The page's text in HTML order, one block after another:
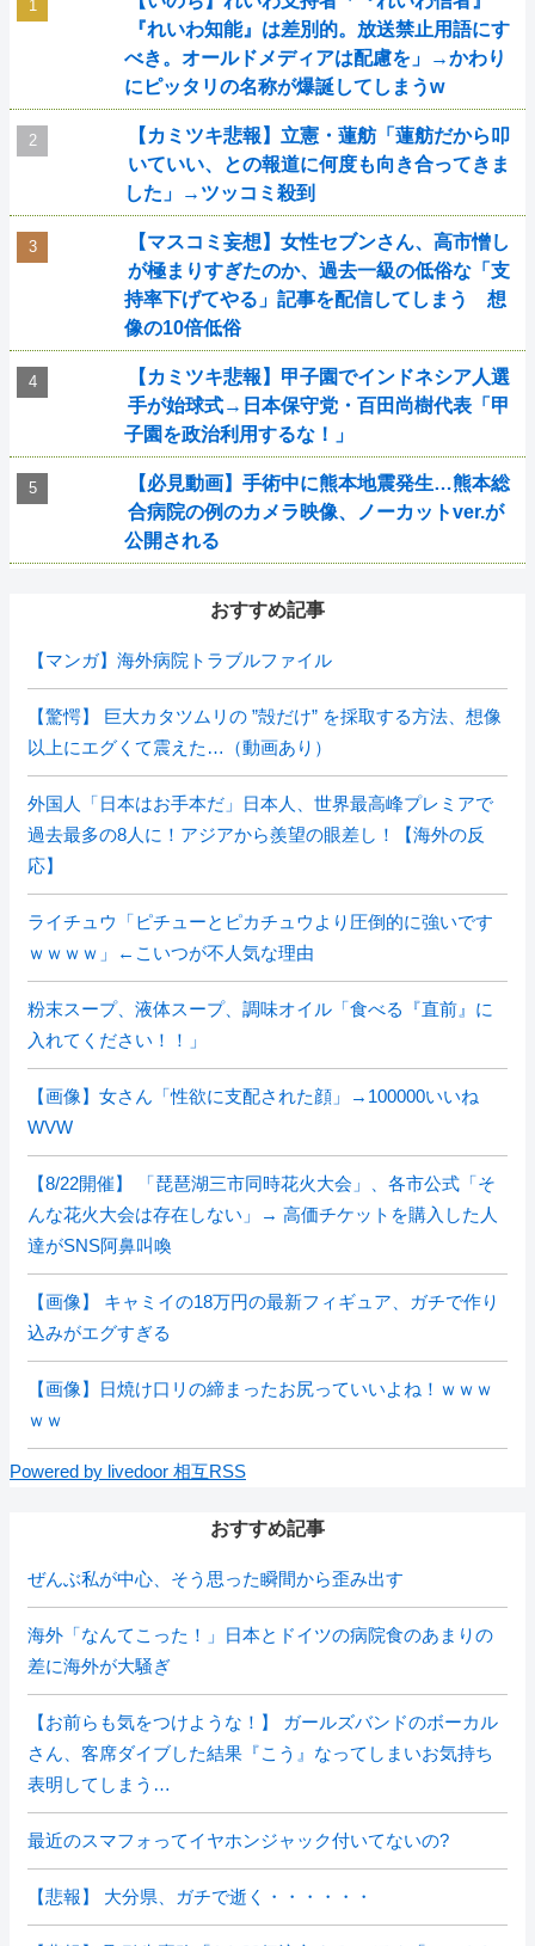
『れいわ知能』は差別的。放送禁止用語にす
べき。オールドメディアは配慮を」→かわり
にピッタリの名称が爆誕してしまうw
【カミツキ悲報】立憲・蓮舫「蓮舫だから叩
いていい、との報道に何度も向き合ってきま
した」→ツッコミ殺到
【マスコミ妄想】女性セブンさん、高市憎し
が極まりすぎたのか、過去一級の低俗な「支
持率下げてやる」記事を配信してしまう 想
像の10倍低俗
【カミツキ悲報】甲子園でインドネシア人選
手が始球式→日本保守党・百田尚樹代表「甲
子園を政治利用するな！」
【必見動画】手術中に熊本地震発生…熊本総
合病院の例のカメラ映像、ノーカットver.が
公開される
おすすめ記事
【マンガ】海外病院トラブルファイル
【驚愕】 巨大カタツムリの ”殻だけ” を採取する方法、想像
以上にエグくて震えた…（動画あり）
外国人「日本はお手本だ」日本人、世界最高峰プレミアで
過去最多の8人に！アジアから羨望の眼差し！【海外の反
応】
ライチュウ「ピチューとピカチュウより圧倒的に強いです
ｗｗｗｗ」←こいつが不人気な理由
粉末スープ、液体スープ、調味オイル「食べる『直前』に
入れてください！！」
【画像】女さん「性欲に支配された顔」→100000いいね
WVW
【8/22開催】 「琵琶湖三市同時花火大会」、各市公式「そ
んな花火大会は存在しない」→ 高価チケットを購入した人
達がSNS阿鼻叫喚
【画像】 キャミイの18万円の最新フィギュア、ガチで作り
込みがエグすぎる
【画像】日焼け口リの締まったお尻っていいよね！ｗｗｗ
ｗｗ
Powered by livedoor 相互RSS
おすすめ記事
ぜんぶ私が中心、そう思った瞬間から歪み出す
海外「なんてこった！」日本とドイツの病院食のあまりの
差に海外が大騒ぎ
【お前らも気をつけような！】 ガールズバンドのボーカル
さん、客席ダイブした結果『こう』なってしまいお気持ち
表明してしまう…
最近のスマフォってイヤホンジャック付いてないの?
【悲報】 大分県、ガチで逝く・・・・・・